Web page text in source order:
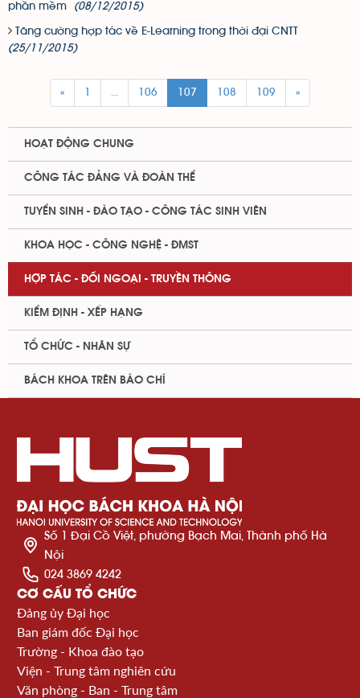
phần mềm (08/12/2015)
Tăng cường hợp tác về E-Learning trong thời đại CNTT
(25/11/2015)
« ... 106 107 108 109 »
HOẠT ĐỘNG CHUNG
CÔNG TÁC ĐẢNG VÀ ĐOÀN THỂ
TUYỂN SINH - ĐÀO TẠO - CÔNG TÁC SINH VIÊN
KHOA HỌC - CÔNG NGHỆ - ĐMST
HỢP TÁC - ĐỐI NGOẠI - TRUYỀN THÔNG
KIỂM ĐỊNH - XẾP HẠNG
TỔ CHỨC - NHÂN SỰ
BÁCH KHOA TRÊN BÁO CHÍ
Số 1 Đại Cồ Việt, phường Bạch Mai, Thành phố Hà
Nội
024 3869 4242
CƠ CẤU TỔ CHỨC
Đảng ủy Đại học
Ban giám đốc Đại học
Trường - Khoa đào tạo
Viện - Trung tâm nghiên cứu
Văn phòng - Ban - Trung tâm